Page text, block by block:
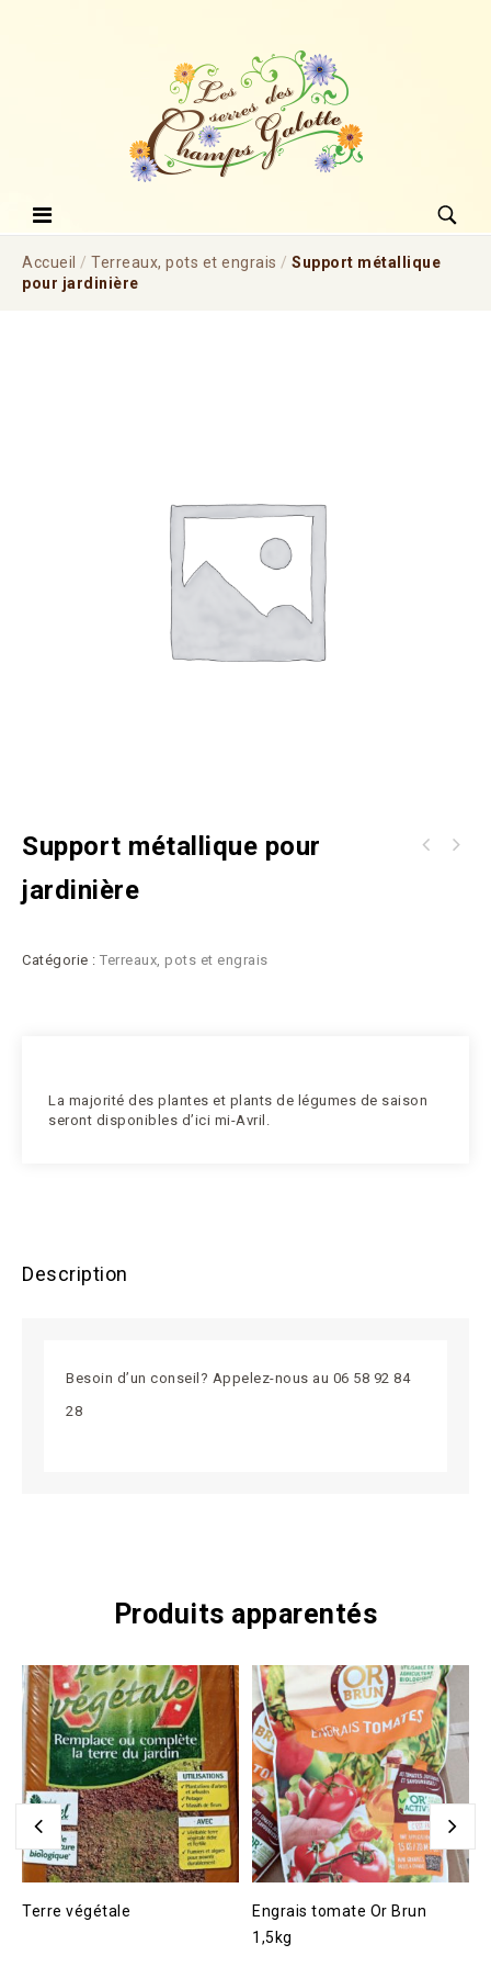
Accueil / Terreaux, pots et engrais / Support métallique
pour jardinière
Support métallique pour
jardinière
Catégorie : Terreaux, pots et engrais
La majorité des plantes et plants de légumes de saison
seront disponibles d’ici mi-Avril.
Description
Besoin d’un conseil? Appelez-nous au 06 58 92 84
28
Produits apparentés
Terre végétale
Engrais tomate Or Brun
1,5kg